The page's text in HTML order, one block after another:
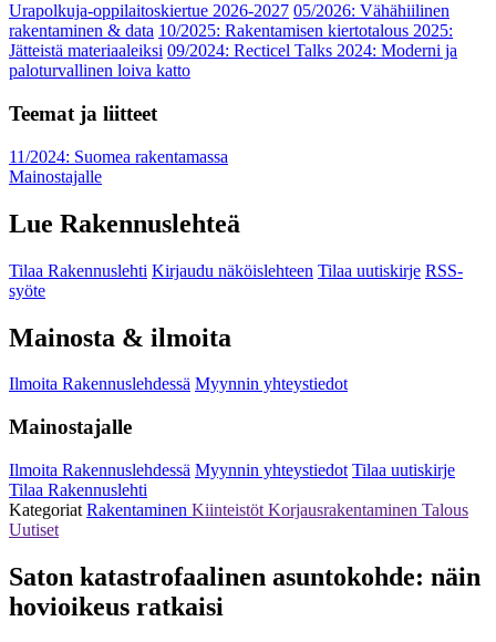
Urapolkuja-oppilaitoskiertue 2026-2027 05/2026: Vähähiilinen
rakentaminen & data 10/2025: Rakentamisen kiertotalous 2025:
Jätteistä materiaaleiksi 09/2024: Recticel Talks 2024: Moderni ja
paloturvallinen loiva katto
Teemat ja liitteet
11/2024: Suomea rakentamassa
Mainostajalle
Lue Rakennuslehteä
Tilaa Rakennuslehti Kirjaudu näköislehteen Tilaa uutiskirje RSS-
syöte
Mainosta & ilmoita
Ilmoita Rakennuslehdessä Myynnin yhteystiedot
Mainostajalle
Ilmoita Rakennuslehdessä Myynnin yhteystiedot Tilaa uutiskirje
Tilaa Rakennuslehti
Kategoriat Rakentaminen Kiinteistöt Korjausrakentaminen Talous
Uutiset
Saton katastrofaalinen asuntokohde: näin
hovioikeus ratkaisi